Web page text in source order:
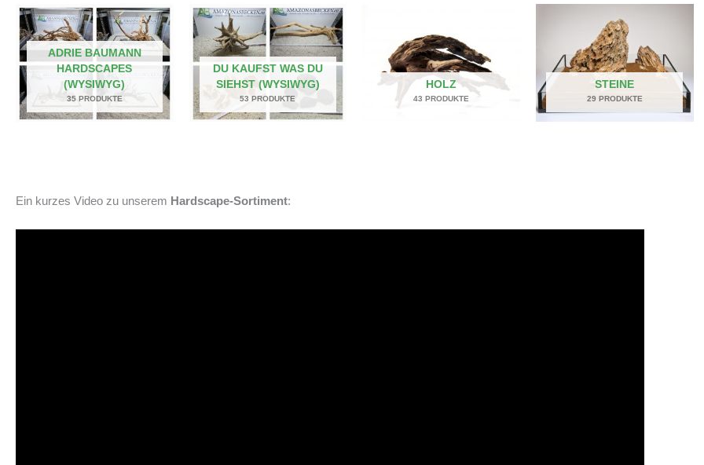
ADRIE BAUMANN
HARDSCAPES
(WYSIWYG)
35 PRODUKTE
DU KAUFST WAS DU
SIEHST (WYSIWYG)
53 PRODUKTE
HOLZ
43 PRODUKTE
STEINE
29 PRODUKTE
Ein kurzes Video zu unserem Hardscape-Sortiment: